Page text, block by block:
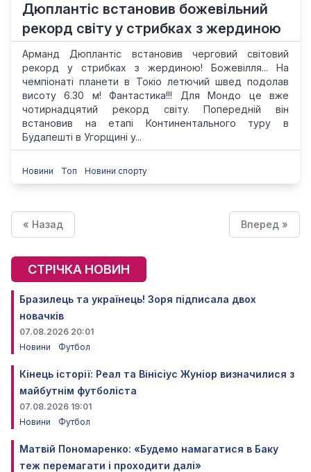
Дюплантіс встановив божевільний
рекорд світу у стрибках з жердиною
Арманд Дюплантіс встановив черговий світовий
рекорд у стрибках з жердиною! Божевілля... На
чемпіонаті планети в Токіо летючий швед подолав
висоту 6.30 м! Фантастика!!! Для Мондо це вже
чотирнадцятий рекорд світу. Попередній він
встановив на етапі Континентального туру в
Будапешті в Угорщині у...
Новини Топ Новини спорту
« Назад Вперед »
СТРІЧКА НОВИН
Бразилець та українець! Зоря підписала двох
новачків
07.08.2026 20:01
Новини
Футбол
Кінець історії: Реал та Вінісіус Жуніор визначилися з
майбутнім футболіста
07.08.2026 19:01
Новини
Футбол
Матвій Пономаренко: «Будемо намагатися в Баку
теж перемагати і проходити далі»